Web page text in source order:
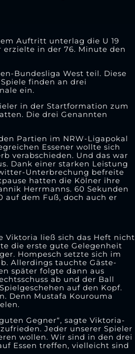
Auftritt unterlag die U 19
erzielte in der 76. Minute den
Bundesliga West teil. Diese
finden an drei
ein.
in der Startformation zum
Die drei Genannten
Partien im NRW-Ligapokal
Essener wollte sich
verabschieden. Und das war
Dank einer starken Leistung
Unterbrechung befreite
hatten die Kölner ihre
Herrmanns. 60 Sekunden
auf dem Fuß, doch auch er
Viktoria ließ sich das Heft nicht
die erste gute Gelegenheit
Hompesch setzte sich im
Allerdings tauchte Gäste-
später folgte dann aus
ab und der Ball
auf den Kopf.
Denn Mustafa Kourouma
Gegner“, sagte Viktoria-
Jeder unserer Spieler
wollen. Wir sind in den drei
Essen treffen, vielleicht sind